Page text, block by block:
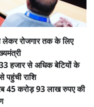
लेकर रोजगार तक के लिए
हजार से अधिक बेटियों के
पहुंची राशि
45 करोड़ 93 लाख रुपए की